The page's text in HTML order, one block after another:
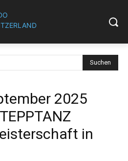
Suchen
2025
in